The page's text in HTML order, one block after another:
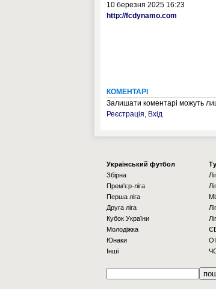
10 березня 2025 16:23
http://fcdynamo.com
КОМЕНТАРІ
Залишати коментарі можуть
Реєстрація, Вхід
Українcький футбол
Збірна
Прем'єр-ліга
Перша ліга
Друга ліга
Кубок України
Молодіжка
Юнаки
Інші